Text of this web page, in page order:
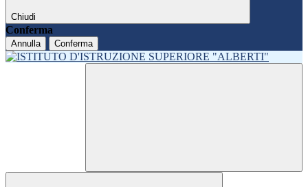
Chiudi
Conferma
Annulla Conferma